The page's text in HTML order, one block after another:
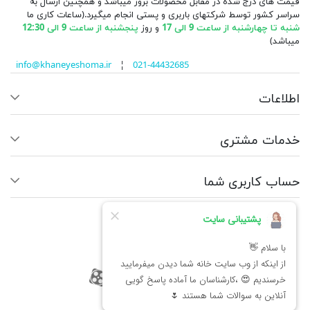
سراسر کشور توسط شرکتهای باربری و پستی انجام میگیرد.(ساعات کاری ما
شنبه تا چهارشنبه از ساعت 9 الی 17
و روز پنجشنبه از ساعت 9 الی 12:30
میباشد)
info@khaneyeshoma.ir¦ 021-44432685
اطلاعات
خدمات مشتری
حساب کاربری شما
RSSفیسبوک
یوتیوبکانال آپارات
کانال آپارات